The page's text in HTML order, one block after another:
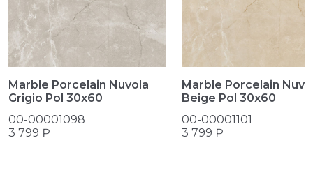
Marble Porcelain Nuvola
Grigio Pol 30x60
00-00001098
3 799 ₽
Marble Porcelain
Beige Pol 30x60
00-00001101
3 799 ₽